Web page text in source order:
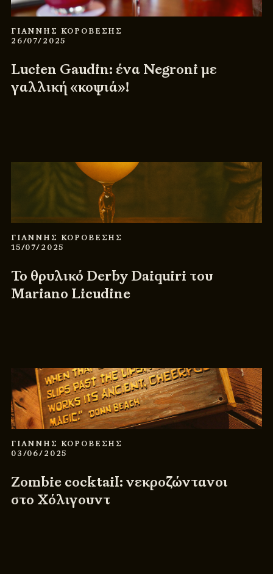
ΓΙΑΝΝΗΣ ΚΟΡΟΒΕΣΗΣ
26/07/2025
Lucien Gaudin: ένα Negroni με
γαλλική «κοψιά»!
ΓΙΑΝΝΗΣ ΚΟΡΟΒΕΣΗΣ
15/07/2025
Το θρυλικό Derby Daiquiri του
Mariano Licudine
ΓΙΑΝΝΗΣ ΚΟΡΟΒΕΣΗΣ
03/06/2025
Zombie cocktail: νεκροζώντανοι
στο Χόλιγουντ